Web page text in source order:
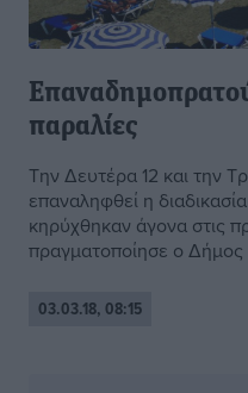
παραλίες
Την Δευτέρα 12 και την
επαναληφθεί η
κηρύχθηκαν άγονα στις
πραγματοποίησε ο Δήμος
03.03.18, 08:15